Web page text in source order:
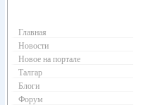
Главная
Новости
Новое на портале
Талгар
Блоги
Форум